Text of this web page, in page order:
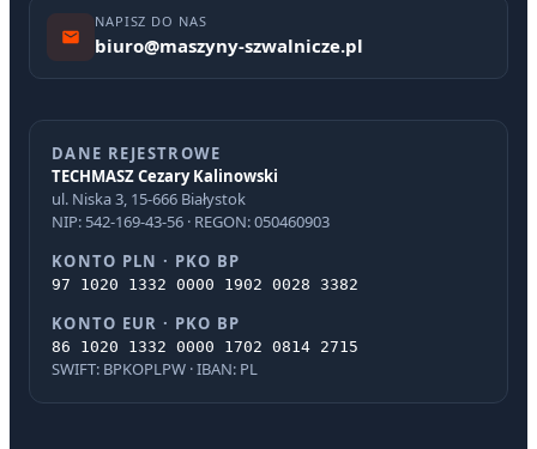
NAPISZ DO NAS
biuro@maszyny-szwalnicze.pl
DANE REJESTROWE
TECHMASZ Cezary Kalinowski
ul. Niska 3, 15-666 Białystok
NIP: 542-169-43-56 · REGON: 050460903
KONTO PLN · PKO BP
97 1020 1332 0000 1902 0028 3382
KONTO EUR · PKO BP
86 1020 1332 0000 1702 0814 2715
SWIFT: BPKOPLPW · IBAN: PL